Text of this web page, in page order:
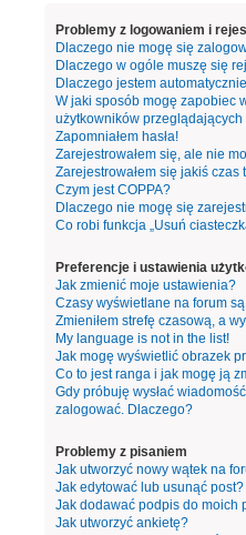
Problemy z logowaniem i
Dlaczego nie mogę się
Dlaczego w ogóle muszę się
Dlaczego jestem
W jaki sposób mogę zapobiec
użytkowników przeglądających
Zapomniałem hasła!
Zarejestrowałem się, ale nie
Zarejestrowałem się jakiś
Czym jest COPPA?
Dlaczego nie mogę się
Co robi funkcja „Usuń
Preferencje i ustawienia
Jak zmienić moje ustawienia?
Czasy wyświetlane na forum
Zmieniłem strefę czasową, a
My language is not in the list!
Jak mogę wyświetlić obrazek
Co to jest ranga i jak mogę ją
Gdy próbuję wysłać
zalogować. Dlaczego?
Problemy z pisaniem
Jak utworzyć nowy wątek na
Jak edytować lub usunąć post?
Jak dodawać podpis do moich
Jak utworzyć ankietę?